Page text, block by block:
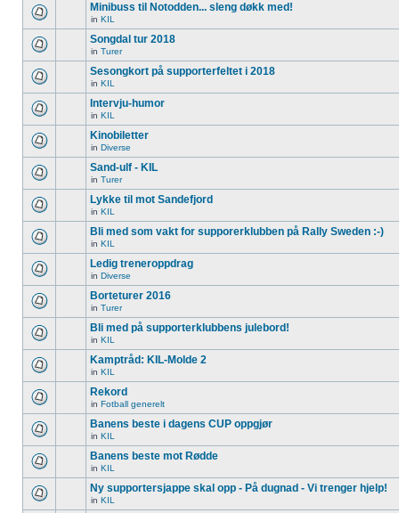
Minibuss til Notodden... sleng døkk med!
in KIL
Songdal tur 2018
in Turer
Sesongkort på supporterfeltet i 2018
in KIL
Intervju-humor
in KIL
Kinobiletter
in Diverse
Sand-ulf - KIL
in Turer
Lykke til mot Sandefjord
in KIL
Bli med som vakt for supporerklubben på Rally Sweden :-)
in KIL
Ledig treneroppdrag
in Diverse
Borteturer 2016
in Turer
Bli med på supporterklubbens julebord!
in KIL
Kamptråd: KIL-Molde 2
in KIL
Rekord
in Fotball generelt
Banens beste i dagens CUP oppgjør
in KIL
Banens beste mot Rødde
in KIL
Ny supportersjappe skal opp - På dugnad - Vi trenger hjelp!
in KIL